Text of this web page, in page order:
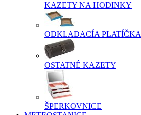
KAZETY NA HODINKY
ODKLADACÍA PLATÍČKA
OSTATNÉ KAZETY
ŠPERKOVNICE